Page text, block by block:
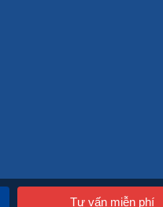
Tư vấn miễn phí